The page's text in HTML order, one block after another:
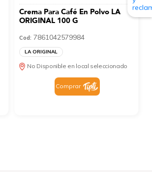
Crema Para Café En Polvo LA
ORIGINAL 100 G
Cod: 7861042579984
LA ORIGINAL
No Disponible en local seleccionado
Comprar